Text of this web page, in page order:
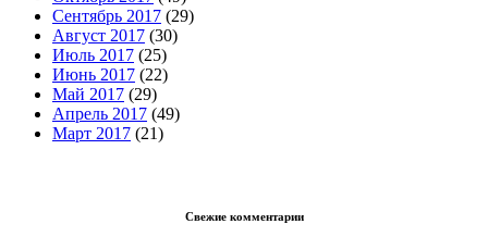
Сентябрь 2017 (29)
Август 2017 (30)
Июль 2017 (25)
Июнь 2017 (22)
Май 2017 (29)
Апрель 2017 (49)
Март 2017 (21)
Свежие комментарии